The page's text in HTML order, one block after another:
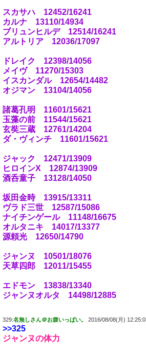
スカサハ 12452/16241
カルナ 13110/14934
ブリュンヒルデ 12514/16241
アルトリア 12036/17097
ドレイク 12398/14056
メイヴ 11270/15303
イスカンダル 12654/14482
オジマン 13104/14056
諸葛孔明 11601/15621
玉藻の前 11544/15621
玄奘三蔵 12761/14204
ダ・ヴィンチ 11601/15621
ジャック 12471/13909
ヒロインX 12874/13909
酒呑童子 13128/14050
坂田金時 13915/13311
ヴラド三世 12587/15086
ナイチンゲール 11148/16675
オルタニキ 14017/13377
源頼光 12650/14790
ジャンヌ 10501/18076
天草四郎 12011/15455
エドモン 13838/13340
ジャンヌオルタ 14498/12885
329:名無しさん＠お腹いっぱい。 2016/08/08(月)
>>325
ジャンヌの体力